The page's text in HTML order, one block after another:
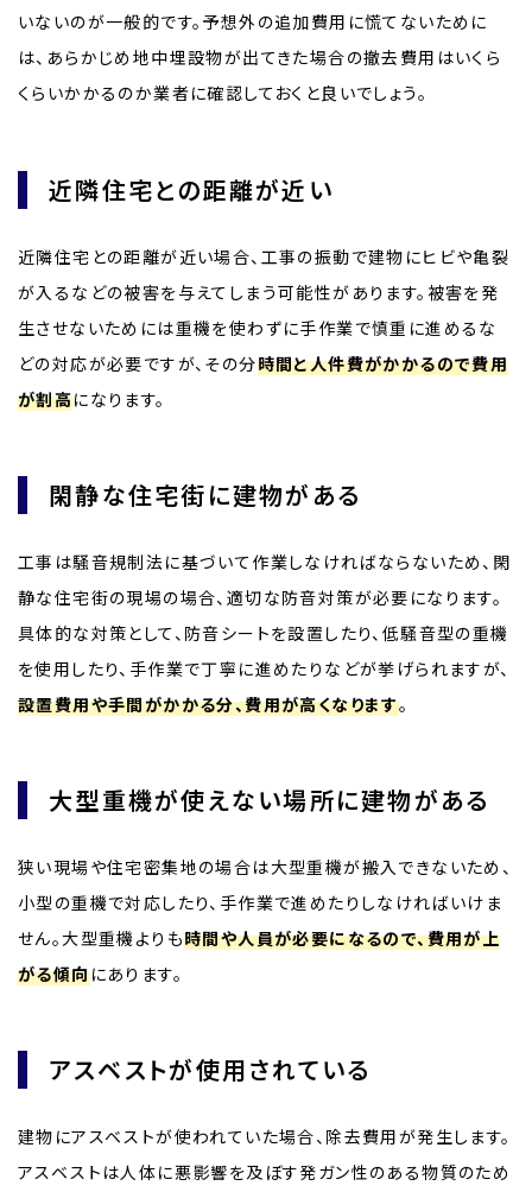
いないのが一般的です。予想外の追加費用に慌てないために
は、あらかじめ地中埋設物が出てきた場合の撤去費用はいくら
くらいかかるのか業者に確認しておくと良いでしょう。
近隣住宅との距離が近い
近隣住宅との距離が近い場合、工事の振動で建物にヒビや亀裂
が入るなどの被害を与えてしまう可能性があります。被害を発
生させないためには重機を使わずに手作業で慎重に進めるな
どの対応が必要ですが、その分時間と人件費がかかるので費用
が割高になります。
閑静な住宅街に建物がある
工事は騒音規制法に基づいて作業しなければならないため、閑
静な住宅街の現場の場合、適切な防音対策が必要になります。
具体的な対策として、防音シートを設置したり、低騒音型の重機
を使用したり、手作業で丁寧に進めたりなどが挙げられますが、
設置費用や手間がかかる分、費用が高くなります。
大型重機が使えない場所に建物がある
狭い現場や住宅密集地の場合は大型重機が搬入できないため、
小型の重機で対応したり、手作業で進めたりしなければいけま
せん。大型重機よりも時間や人員が必要になるので、費用が上
がる傾向にあります。
アスベストが使用されている
建物にアスベストが使われていた場合、除去費用が発生します。
アスベストは人体に悪影響を及ぼす発ガン性のある物質のため